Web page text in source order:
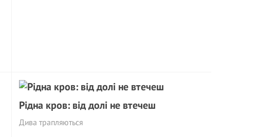
Рідна кров: від долі не втечеш
Дива трапляються